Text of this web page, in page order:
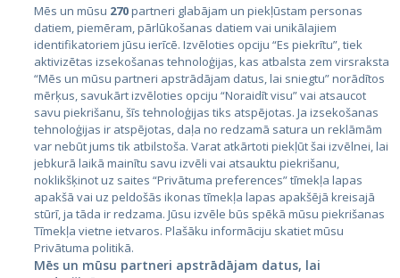
Valstis
Igaunija
Latvija
Lietuva
Mēs un mūsu 270partneri glabājam un piekļūstam personas
datiem, piemēram, pārlūkošanas datiem vai unikālajiem
identifikatoriem jūsu ierīcē. Izvēloties opciju “Es piekrītu”, tiek
aktivizētas izsekošanas tehnoloģijas, kas atbalsta zem virsraksta
“Mēs un mūsu partneri apstrādājam datus, lai sniegtu” norādītos
mērķus, savukārt izvēloties opciju “Noraidīt visu” vai atsaucot
savu piekrišanu, šīs tehnoloģijas tiks atspējotas. Ja izsekošanas
tehnoloģijas ir atspējotas, daļa no redzamā satura un reklāmām
var nebūt jums tik atbilstoša. Varat atkārtoti piekļūt šai izvēlnei, lai
jebkurā laikā mainītu savu izvēli vai atsauktu piekrišanu,
noklikšķinot uz saites “Privātuma preferences” tīmekļa lapas
apakšā vai uz peldošās ikonas tīmekļa lapas apakšējā kreisajā
stūrī, ja tāda ir redzama. Jūsu izvēle būs spēkā mūsu piekrišanas
Tīmekļa vietne ietvaros. Plašāku informāciju skatiet mūsu
Privātuma politikā.
Mēs un mūsu partneri apstrādājam datus, lai